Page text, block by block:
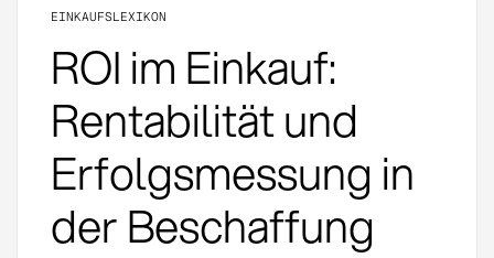
EINKAUFSLEXIKON
ROI im Einkauf:
Rentabilität und
Erfolgsmessung in
der Beschaffung